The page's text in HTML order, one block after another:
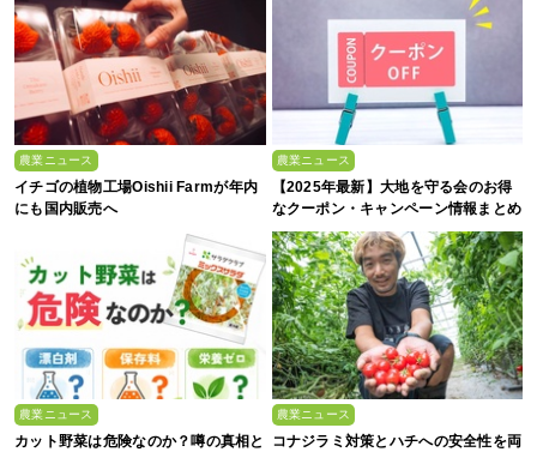
農業ニュース
イチゴの植物工場Oishii Farmが年内
にも国内販売へ
農業ニュース
【2025年最新】大地を守る会のお得
なクーポン・キャンペーン情報まとめ
農業ニュース
カット野菜は危険なのか？噂の真相と
農業ニュース
コナジラミ対策とハチへの安全性を両